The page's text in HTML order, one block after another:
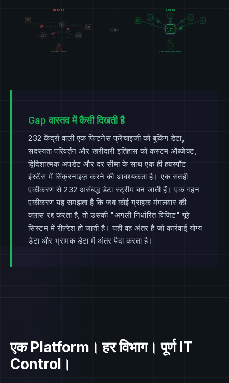
Gap वास्तव में कैसी दिखती है
232 केंद्रों वाली एक फिटनेस फ्रेंचाइजी को बुकिंग डेटा,
सदस्यता परिवर्तन और खरीदारी इतिहास को कस्टम ऑब्जेक्ट,
द्विदिशात्मक अपडेट और दर सीमा के साथ एक ही हबस्पॉट
इंस्टेंस में सिंक्रनाइज़ करने की आवश्यकता है। एक सतही
एकीकरण से 232 असंबद्ध डेटा स्ट्रीम बन जाती हैं। एक गहन
एकीकरण यह समझता है कि जब कोई ग्राहक मंगलवार की
क्लास रद्द करता है, तो उसकी "अगली निर्धारित विज़िट" पूरे
सिस्टम में रीफ़्रेश हो जाती है। यही वह अंतर है जो कार्रवाई योग्य
डेटा और भ्रामक डेटा में अंतर पैदा करता है।
एक Platform। हर विभाग। पूर्ण IT
Control।